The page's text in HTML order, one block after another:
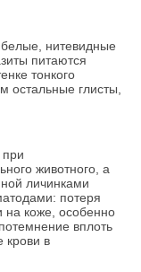
нитевидные
питаются
тонкого
остальные глисты,
животного, а
личинками
потеря
на коже, особенно
вплоть
крови в